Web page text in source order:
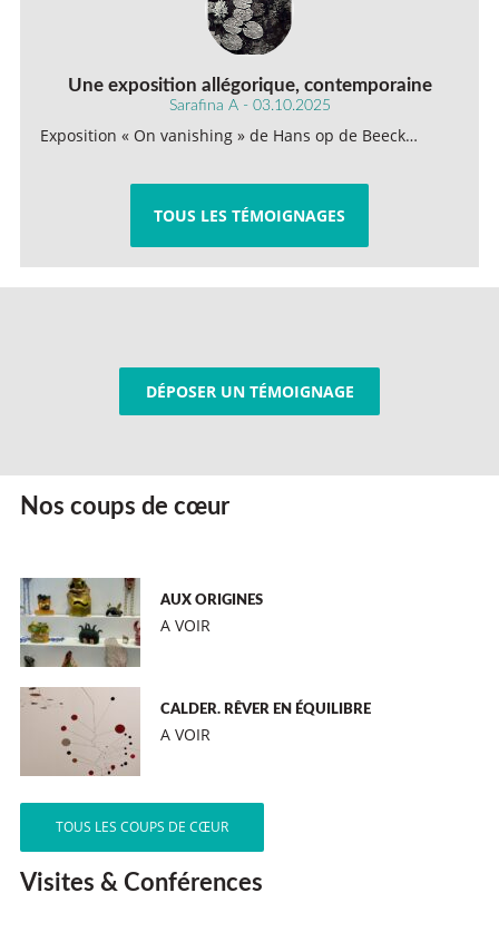
Une exposition allégorique, contemporaine
Sarafina A - 03.10.2025
Exposition « On vanishing » de Hans op de Beeck…
TOUS LES TÉMOIGNAGES
DÉPOSER UN TÉMOIGNAGE
Nos coups de cœur
AUX ORIGINES
A VOIR
CALDER. RÊVER EN ÉQUILIBRE
A VOIR
TOUS LES COUPS DE CŒUR
Visites & Conférences